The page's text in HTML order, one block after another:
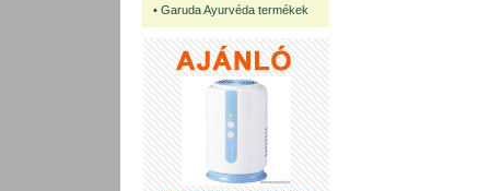
• Garuda Ayurvéda termékek